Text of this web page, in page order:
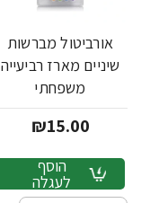
אורביטול מברשות
שיניים מארז רביעייה
משפחתי
₪15.00
הוסף
לעגלה